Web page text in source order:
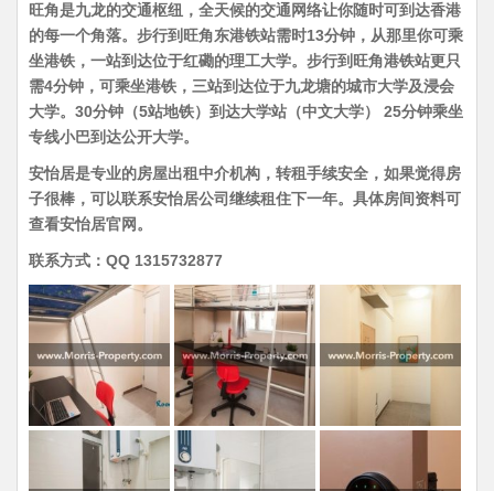
旺角是九龙的交通枢纽，全天候的交通网络让你随时可到达香港
的每一个角落。步行到旺角东港铁站需时13分钟，从那里你可乘
坐港铁，一站到达位于红磡的理工大学。步行到旺角港铁站更只
需4分钟，可乘坐港铁，三站到达位于九龙塘的城市大学及浸会
大学。30分钟（5站地铁）到达大学站（中文大学） 25分钟乘坐
专线小巴到达公开大学。
安怡居是专业的房屋出租中介机构，转租手续安全，如果觉得房
子很棒，可以联系安怡居公司继续租住下一年。具体房间资料可
查看安怡居官网。
联系方式：QQ 1315732877